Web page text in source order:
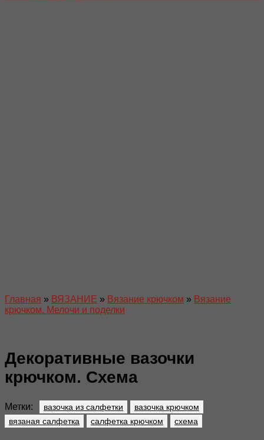
Главная » ВЯЗАНИЕ » Вязание крючком » Вязание
крючком. Мелочи и поделки
Декоративные вазочки
крючком. Схема
Метки: вазочка из салфетки
вазочка крючком
вязаная салфетка
салфетка крючком схема